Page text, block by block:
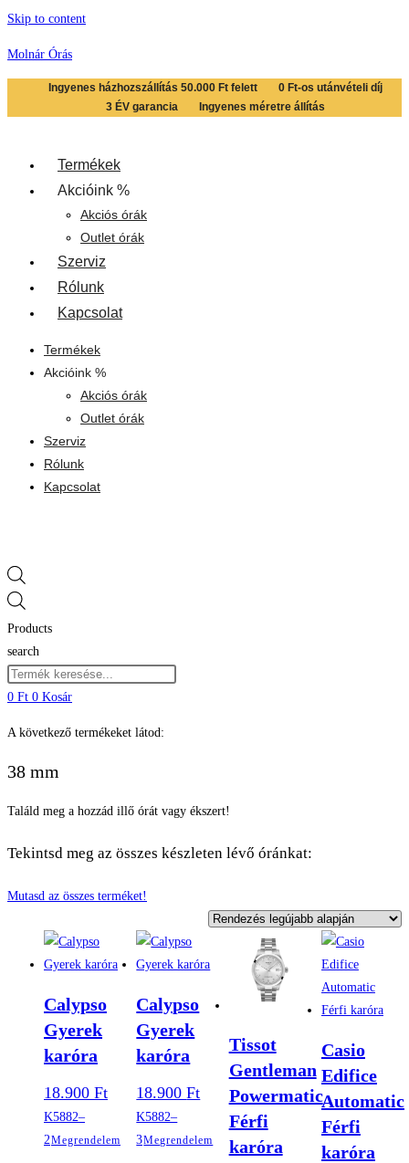
Skip to content
Molnár Órás
Ingyenes házhozszállítás 50.000 Ft felett
0 Ft-os utánvételi díj
3 ÉV garancia
Ingyenes méretre állítás
Termékek
Akcióink %
Akciós órák
Outlet órák
Szerviz
Rólunk
Kapcsolat
Termékek
Akcióink %
Akciós órák
Outlet órák
Szerviz
Rólunk
Kapcsolat
Products
search
0 Ft 0 Kosár
A következő termékeket látod:
38 mm
Találd meg a hozzád illő órát vagy ékszert!
Tekintsd meg az összes készleten lévő óránkat:
Mutasd az összes terméket!
Calypso
Gyerek
karóra
18.900 Ft
K5882–
2Megrendelem
Calypso
Gyerek
karóra
18.900Ft
K5882–
3Megrendelem
Tissot
Gentleman
Powermatic
Férfi
karóra
Casio
Edifice
Automatic
Férfi
karóra